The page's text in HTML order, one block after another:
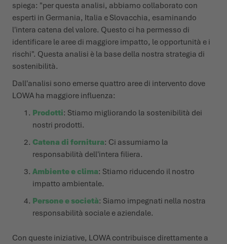
spiega: "per questa analisi, abbiamo collaborato con
esperti in Germania, Italia e Slovacchia, esaminando
l'intera catena del valore. Questo ci ha permesso di
identificare le aree di maggiore impatto, le opportunità e i
rischi". Questa analisi è la base della nostra strategia di
sostenibilità.
Dall'analisi sono emerse quattro aree di intervento dove
LOWA ha maggiore influenza:
Prodotti: Stiamo migliorando la sostenibilità dei
nostri prodotti.
Catena di fornitura: Ci assumiamo la
responsabilità dell'intera filiera.
Ambiente e clima: Stiamo riducendo il nostro
impatto ambientale.
Persone e società: Siamo impegnati nella nostra
responsabilità sociale e aziendale.
Con queste iniziative, LOWA contribuisce direttamente a